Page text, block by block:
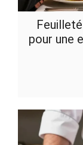
pour une